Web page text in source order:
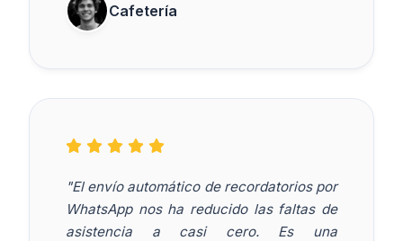
Cafetería
"El envío automático de recordatorios por
WhatsApp nos ha reducido las faltas de
asistencia a casi cero. Es una